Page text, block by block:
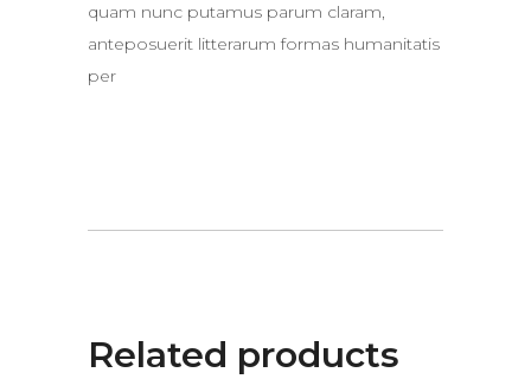
quam nunc putamus parum claram,
anteposuerit litterarum formas humanitatis
per
Related products